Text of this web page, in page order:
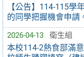
【公告】114-115學
的同學把握機會申請
2026-04-13 衛生組
本校114-2熱食部滿